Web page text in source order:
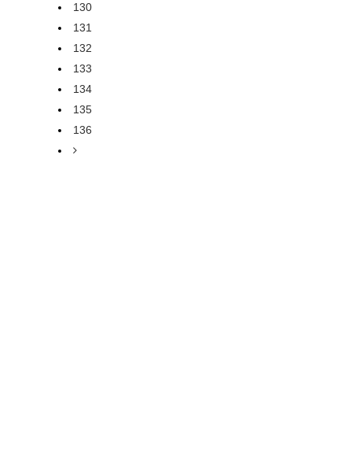
130
131
132
133
134
135
136